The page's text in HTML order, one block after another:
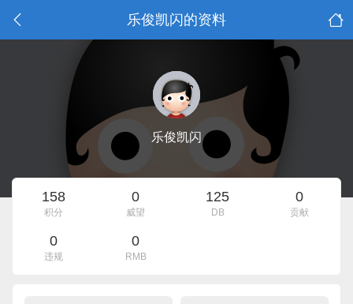
乐俊凯闪的资料
乐俊凯闪
158
积分
0
威望
125
DB
0
贡献
0
违规
0
RMB